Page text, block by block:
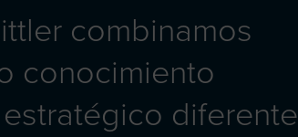
combinamos
conocimiento
diferente